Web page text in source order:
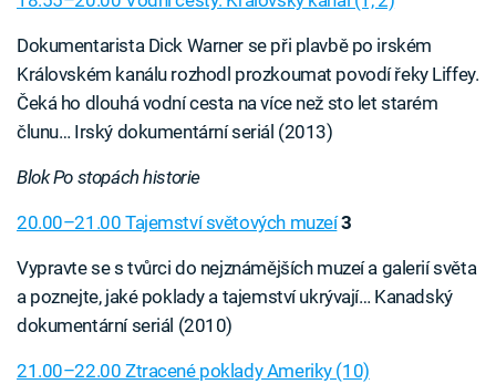
Dokumentarista Dick Warner se při plavbě po irském
Královském kanálu rozhodl prozkoumat povodí řeky Liffey.
Čeká ho dlouhá vodní cesta na více než sto let starém
člunu… Irský dokumentární seriál (2013)
Blok Po stopách historie
20.00–21.00 Tajemství světových muzeí3
Vypravte se s tvůrci do nejznámějších muzeí a galerií světa
a poznejte, jaké poklady a tajemství ukrývají… Kanadský
dokumentární seriál (2010)
21.00–22.00 Ztracené poklady Ameriky (10)